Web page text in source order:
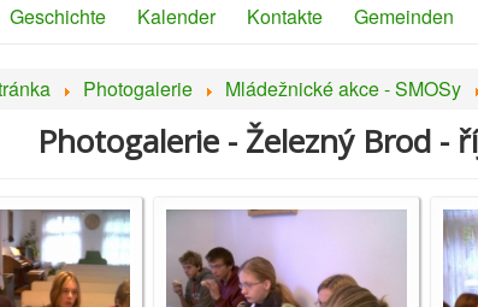
Geschichte Kalender Kontakte Gemeinden
Photogalerie Mládežnické akce - SMOSy
Photogalerie - Železný Brod -